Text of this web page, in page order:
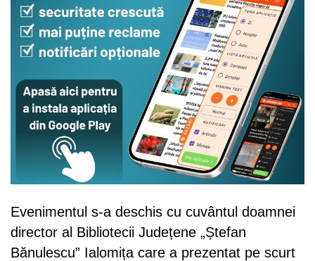
Evenimentul s-a deschis cu cuvântul doamnei
director al Bibliotecii Județene „Ștefan
Bănulescu” Ialomița care a prezentat pe scurt